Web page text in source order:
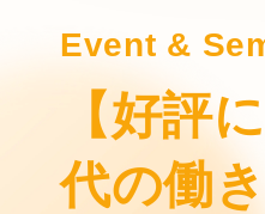
Event &
【好評
代の働